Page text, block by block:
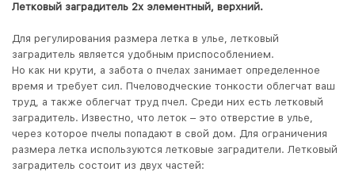
Летковый заградитель 2х элементный, верхний.
Для регулирования размера летка в улье, летковый
заградитель является удобным приспособлением.
Но как ни крути, а забота о пчелах занимает определенное
время и требует сил. Пчеловодческие тонкости облегчат ваш
труд, а также облегчат труд пчел. Среди них есть летковый
заградитель. Известно, что леток – это отверстие в улье,
через которое пчелы попадают в свой дом. Для ограничения
размера летка используются летковые заградители. Летковый
заградитель состоит из двух частей: